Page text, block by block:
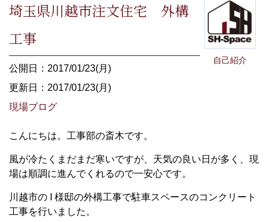
自己紹介
埼玉県川越市注文住宅 外構
工事
公開日：2017/01/23(月)
更新日：2017/01/23(月)
現場ブログ
こんにちは。工事部の斎木です。
風が冷たくまだまだ寒いですが、天気の良い日が多く、現
場は順調に進んでくれるので一安心です。
川越市の I 様邸の外構工事で駐車スペースのコンクリート
工事を行いました。